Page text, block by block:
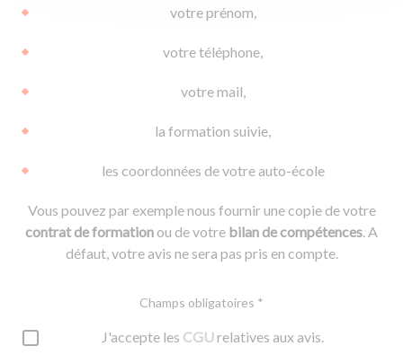
votre prénom,
votre téléphone,
votre mail,
la formation suivie,
les coordonnées de votre auto-école
Vous pouvez par exemple nous fournir une copie de votre
contrat de formationou de votre bilan de compétences. A
défaut, votre avis ne sera pas pris en compte.
Champs obligatoires *
J'accepte les CGUrelatives aux avis.